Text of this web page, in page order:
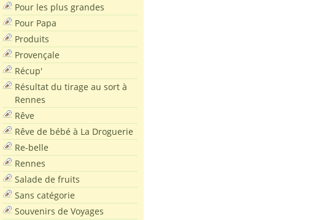
Pour les plus grandes
Pour Papa
Produits
Provençale
Récup'
Résultat du tirage au sort à
Rennes
Rêve
Rêve de bébé à La Droguerie
Re-belle
Rennes
Salade de fruits
Sans catégorie
Souvenirs de Voyages